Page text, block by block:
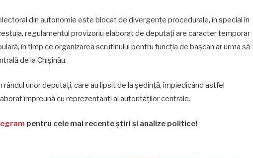
din autonomie este blocat de divergențe procedurale, în special în
regulamentul provizoriu elaborat de deputați are caracter temporar
în timp ce organizarea scrutinului pentru funcția de bașcan ar urma să
de la Chișinău.
unor deputați, care au lipsit de la ședință, împiedicând astfel
împreună cu reprezentanți ai autorităților centrale.
pentru cele mai recente știri și analize politice!